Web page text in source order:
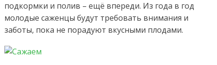
подкормки и полив – ещё впереди. Из года в год
молодые саженцы будут требовать внимания и
заботы, пока не порадуют вкусными плодами.